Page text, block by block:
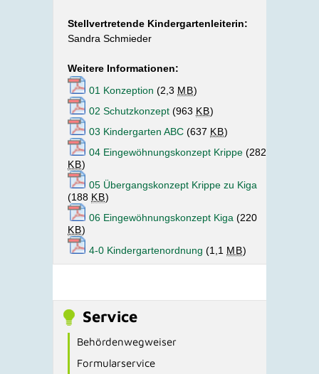
Stellvertretende Kindergartenleiterin:
Sandra Schmieder
Weitere Informationen:
01 Konzeption (2,3 MB)
02 Schutzkonzept (963 KB)
03 Kindergarten ABC (637 KB)
04 Eingewöhnungskonzept Krippe (282
KB)
05 Übergangskonzept Krippe zu Kiga
(188 KB)
06 Eingewöhnungskonzept Kiga (220
KB)
4-0 Kindergartenordnung (1,1 MB)
Service
Behördenwegweiser
Formularservice